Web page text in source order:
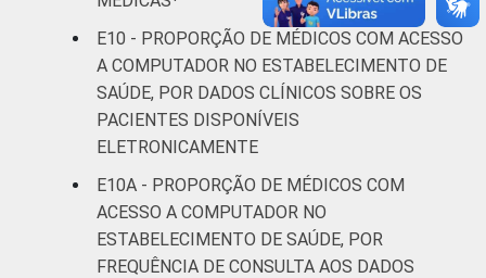
E10 - PROPORÇÃO DE MÉDICOS COM ACESSO
A COMPUTADOR NO ESTABELECIMENTO DE
SAÚDE, POR DADOS CLÍNICOS SOBRE OS
PACIENTES DISPONÍVEIS
ELETRONICAMENTE
E10A - PROPORÇÃO DE MÉDICOS COM
ACESSO A COMPUTADOR NO
ESTABELECIMENTO DE SAÚDE, POR
FREQUÊNCIA DE CONSULTA AOS DADOS